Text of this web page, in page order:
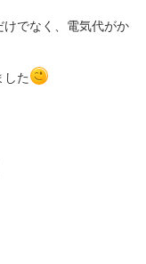
でなく、電気代がか
た